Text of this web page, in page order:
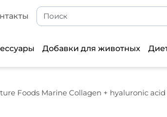
Добавки для животных
Foods Marine Collagen + hyaluronic